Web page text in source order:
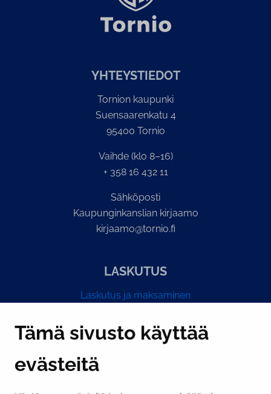
Tämä sivusto käyttää
evästeitä
YH­TEYS­TIE­DOT
Tornion kaupunki
Suensaarenkatu 4
95400 Tornio
Vaihde (klo 8–16)
+ 358 16 432 11
Sähköposti
Kaupunginkanslian kirjaamo
kirjaamo@tornio.fi
LASKUTUS
Laskutus ja maksaminen
PI­KA­LINK­KE­JÄ